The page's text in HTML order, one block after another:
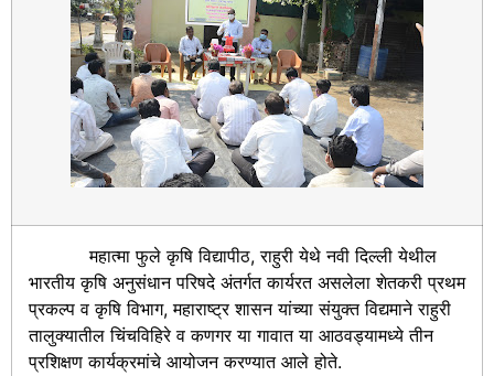
महात्मा फुले कृषि विद्यापीठ, राहुरी येथे नवी दिल्ली येथील
भारतीय कृषि अनुसंधान परिषदे अंतर्गत कार्यरत असलेला शेतकरी प्रथम
प्रकल्प व कृषि विभाग, महाराष्ट्र शासन यांच्या संयुक्त विद्यमाने राहुरी
तालुक्यातील चिंचविहिरे व कणगर या गावात या आठवड्यामध्ये तीन
प्रशिक्षण कार्यक्रमांचे आयोजन करण्यात आले होते.